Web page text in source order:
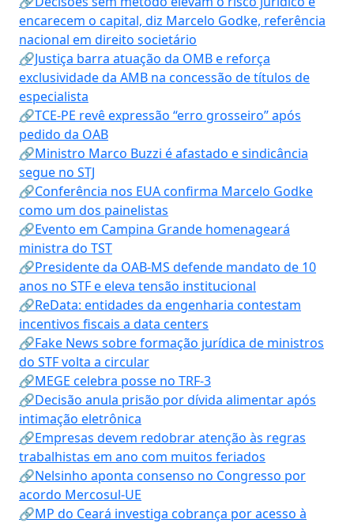
encarecem o capital, diz Marcelo Godke, referência
nacional em direito societário
🔗Justiça barra atuação da OMB e reforça
exclusividade da AMB na concessão de títulos de
especialista
🔗TCE-PE revê expressão “erro grosseiro” após
pedido da OAB
🔗Ministro Marco Buzzi é afastado e sindicância
segue no STJ
🔗Conferência nos EUA confirma Marcelo Godke
como um dos painelistas
🔗Evento em Campina Grande homenageará
ministra do TST
🔗Presidente da OAB-MS defende mandato de 10
anos no STF e eleva tensão institucional
🔗ReData: entidades da engenharia contestam
incentivos fiscais a data centers
🔗Fake News sobre formação jurídica de ministros
do STF volta a circular
🔗MEGE celebra posse no TRF-3
🔗Decisão anula prisão por dívida alimentar após
intimação eletrônica
🔗Empresas devem redobrar atenção às regras
trabalhistas em ano com muitos feriados
🔗Nelsinho aponta consenso no Congresso por
acordo Mercosul-UE
🔗MP do Ceará investiga cobrança por acesso à